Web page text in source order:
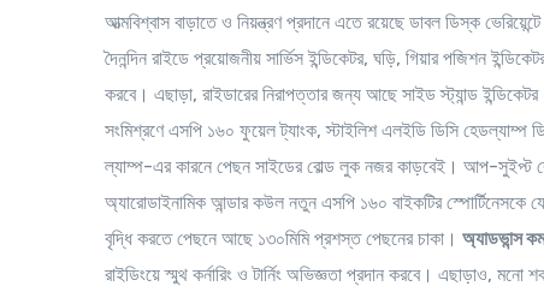
আত্মবিশ্বাস বাড়াতে ও নিয়ন্ত্রণ প্রদানে এতে রয়েছে ডাবল ডিস্ক
দৈনন্দিন রাইডে প্রয়োজনীয় সার্ভিস ইন্ডিকেটর, ঘড়ি, গিয়ার পজিশন
করবে। এছাড়া, রাইডারের নিরাপত্তার জন্য আছে সাইড স্ট্যান্ড
সংমিশ্রণে এসপি ১৬০ ফুয়েল ট্যাংক, স্টাইলিশ এলইডি ডিসি হেডল্যাম্প
ল্যাম্প-এর কারনে পেছন সাইডের বোল্ড লুক নজর কাড়বেই। আপ-সুইপ্ট
অ্যারোডাইনামিক আন্ডার কউল নতুন এসপি ১৬০ বাইকটির স্পোর্টিনেসকে
বৃদ্ধি করতে পেছনে আছে ১৩০মিমি প্রশস্ত পেছনের চাকা। অ্যাডভান্স
রাইডিংয়ে স্মুথ কর্নারিং ও টার্নিং অভিজ্ঞতা প্রদান করবে। এছাড়াও, মনো